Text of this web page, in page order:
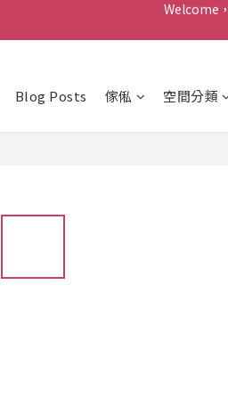
Welcome
Blog Posts 傢俬 空間分類